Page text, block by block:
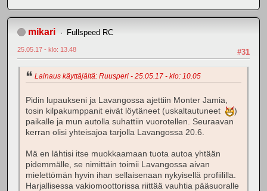
mikari Fullspeed RC
#31
25.05.17 - klo: 13.48
Lainaus käyttäjältä: Ruusperi - 25.05.17 - klo: 10.05
Pidin lupaukseni ja Lavangossa ajettiin Monter Jamia,
tosin kilpakumppanit eivät löytäneet (uskaltautuneet
)
paikalle ja mun autolla suhattiin vuorotellen. Seuraavan
kerran olisi yhteisajoa tarjolla Lavangossa 20.6.
Mä en lähtisi itse muokkaamaan tuota autoa yhtään
pidemmälle, se nimittäin toimii Lavangossa aivan
mielettömän hyvin ihan sellaisenaan nykyisellä profiililla.
Harjallisessa vakiomoottorissa riittää vauhtia pääsuoralle